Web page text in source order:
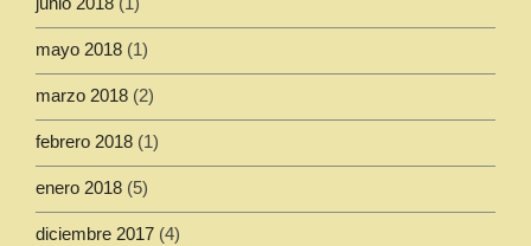
mayo 2018 (1)
marzo 2018 (2)
febrero 2018 (1)
enero 2018 (5)
diciembre 2017 (4)